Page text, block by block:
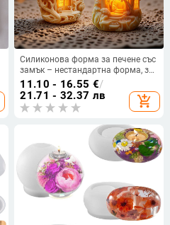
Силиконова форма за печене със
замък – нестандартна форма, за
DIY, пусната през 2024
11.10 - 16.55 €/
21.71 - 32.37 лв
add_shopping_cart